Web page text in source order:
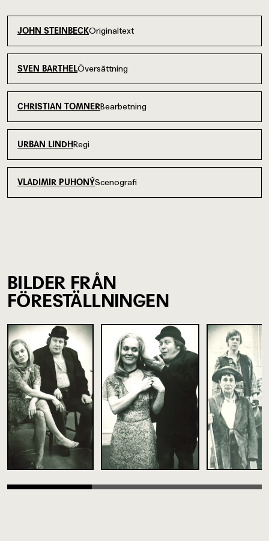
JOHN STEINBECKOriginaltext
SVEN BARTHELÖversättning
CHRISTIAN TOMNERBearbetning
URBAN LINDHRegi
VLADIMIR PUHONÝScenografi
BILDER FRÅN
FÖRESTÄLLNINGEN